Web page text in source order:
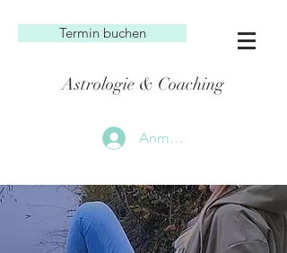
Termin buchen
Astrologie & Coaching
Anmelden